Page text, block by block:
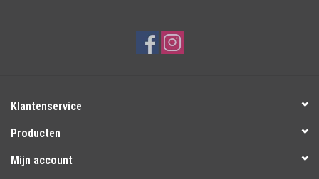
Klantenservice
Producten
Mijn account